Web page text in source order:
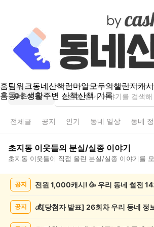
홈팀워크동네산책런마일모두의챌린지캐
홈동네 생활주변 산책산책 기록
초지동
전체글 공지 인기 동네 일상 동네
초지동 이웃들의 분실/실종 이야기
초지동 이웃들이 직접 올린 분실/실종 이야기를
공지 전원 1,000캐시! 🥳 우리 동네 썰전
공지